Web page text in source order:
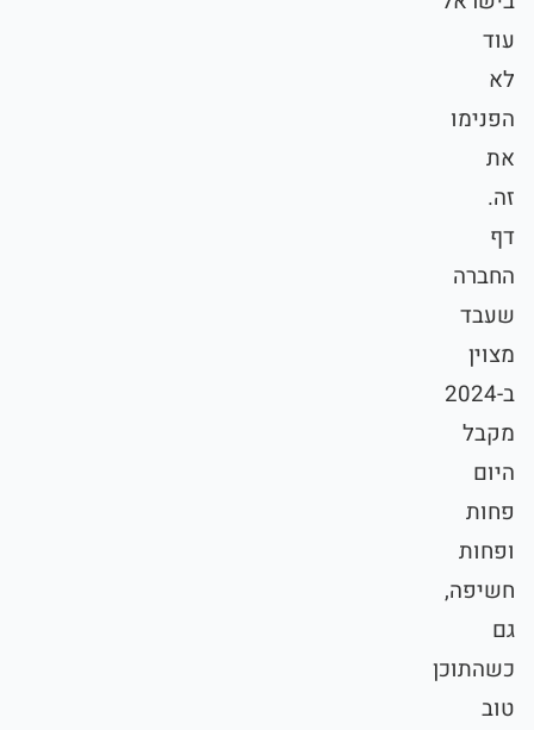
עוד
לא
הפנימו
את
זה.
דף
החברה
שעבד
מצוין
ב-2024
מקבל
היום
פחות
ופחות
חשיפה,
גם
כשהתוכן
טוב